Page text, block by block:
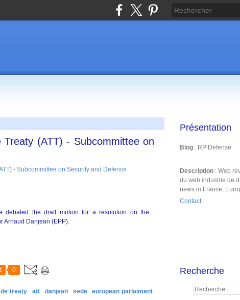
(ATT) - Subcommittee on
debated the draft motion for a resolution on the
Arnaud Danjean (EPP).
0
treaty att danjean sede
european parlaiment
Présentation
Blog : RP Defense
Description : Web
du web industrie de
news in France,
Contact
Recherche